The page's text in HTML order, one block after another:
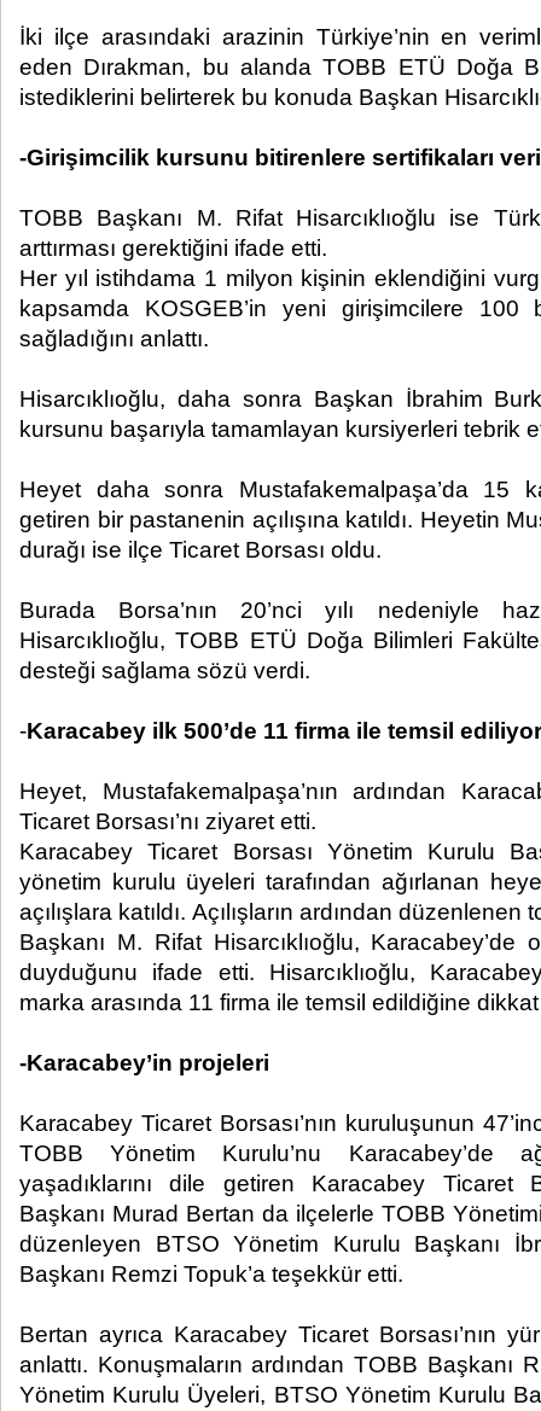
İki ilçe arasındaki arazinin Türkiye’nin en
eden Dırakman, bu alanda TOBB ETÜ Doğa
istediklerini belirterek bu konuda Başkan
-Girişimcilik kursunu bitirenlere sertifikaları
TOBB Başkanı M. Rifat Hisarcıklıoğlu ise
arttırması gerektiğini ifade etti.
Her yıl istihdama 1 milyon kişinin eklendiğini
kapsamda KOSGEB’in yeni girişimcilere 100
sağladığını anlattı.
Hisarcıklıoğlu, daha sonra Başkan İbrahim
kursunu başarıyla tamamlayan kursiyerleri tebrik
Heyet daha sonra Mustafakemalpaşa’da 15
getiren bir pastanenin açılışına katıldı. Heyetin
durağı ise ilçe Ticaret Borsası oldu.
Burada Borsa’nın 20’nci yılı nedeniyle
Hisarcıklıoğlu, TOBB ETÜ Doğa Bilimleri
desteği sağlama sözü verdi.
-Karacabey ilk 500’de 11 firma ile temsil ediliyor
Heyet, Mustafakemalpaşa’nın ardından
Ticaret Borsası’nı ziyaret etti.
Karacabey Ticaret Borsası Yönetim Kurulu
yönetim kurulu üyeleri tarafından ağırlanan
açılışlara katıldı. Açılışların ardından
Başkanı M. Rifat Hisarcıklıoğlu, Karacabey’de
duyduğunu ifade etti. Hisarcıklıoğlu,
marka arasında 11 firma ile temsil edildiğine
-Karacabey’in projeleri
Karacabey Ticaret Borsası’nın kuruluşunun
TOBB Yönetim Kurulu’nu Karacabey’de
yaşadıklarını dile getiren Karacabey Ticaret
Başkanı Murad Bertan da ilçelerle TOBB
düzenleyen BTSO Yönetim Kurulu Başkanı
Başkanı Remzi Topuk’a teşekkür etti.
Bertan ayrıca Karacabey Ticaret Borsası’nın
anlattı. Konuşmaların ardından TOBB Başkanı
Yönetim Kurulu Üyeleri, BTSO Yönetim Kurulu